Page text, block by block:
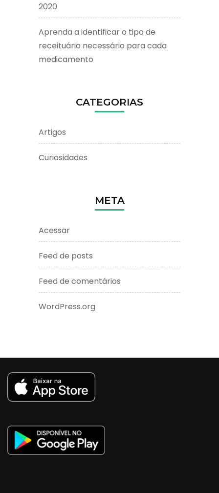
2020
Aprenda a identificar o tipo de
receituário necessário para cada
medicamento
CATEGORIAS
Artigos
Curiosidades
META
Acessar
Feed de posts
Feed de comentários
WordPress.org